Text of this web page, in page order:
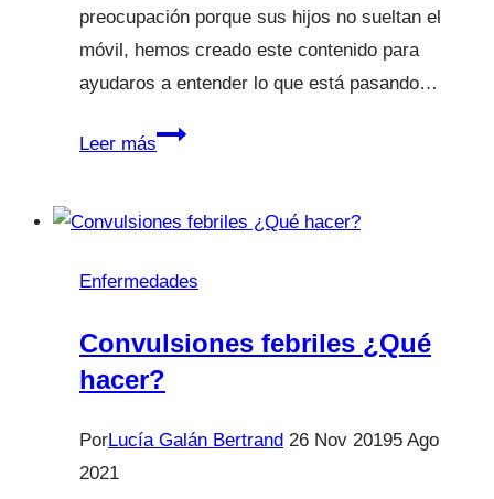
preocupación porque sus hijos no sueltan el
móvil, hemos creado este contenido para
ayudaros a entender lo que está pasando…
Leer másSeñales
de
móvil
Enfermedades
Convulsiones febriles ¿Qué
hacer?
PorLucía Galán Bertrand 26 Nov 20195 Ago
2021